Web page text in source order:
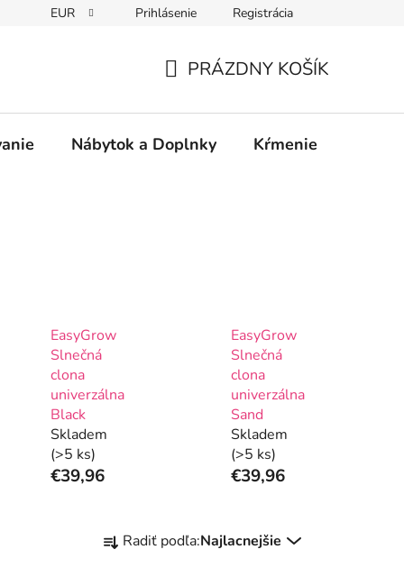
EUR Prihlásenie Registrácia
KOŠÍK
PRÁZDNY KOŠÍK
Nábytok a Doplnky Kŕmenie
EasyGrow
Slnečná
clona
univerzálna
Black
Skladem
(>5 ks)
€39,96
EasyGrow
Slnečná
clona
univerzálna
Sand
Skladem
(>5 ks)
€39,96
a Radiť podľa:Najlacnejšie